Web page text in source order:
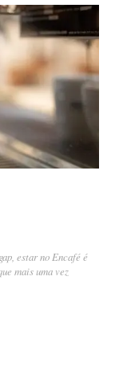
estar no Encafé é
mais uma vez